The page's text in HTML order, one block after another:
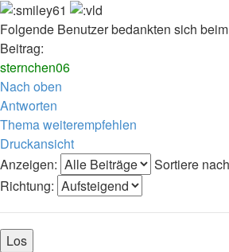
Folgende Benutzer bedankten sich
Beitrag:
sternchen06
Nach oben
Antworten
Thema weiterempfehlen
Druckansicht
Anzeigen:
Sortiere
Richtung: